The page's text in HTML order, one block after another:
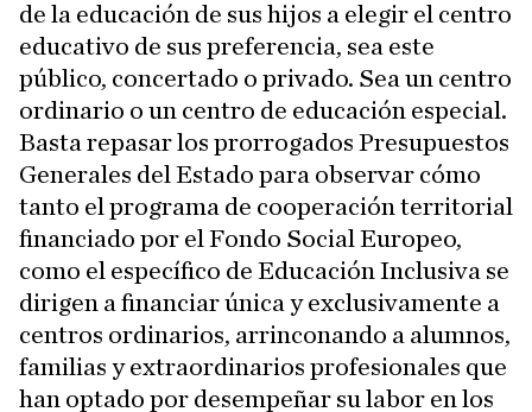
de la educación de sus hijos a elegir el centro
educativo de sus preferencia, sea este
público, concertado o privado. Sea un centro
ordinario o un centro de educación especial.
Basta repasar los prorrogados Presupuestos
Generales del Estado para observar cómo
tanto el programa de cooperación territorial
financiado por el Fondo Social Europeo,
como el específico de Educación Inclusiva se
dirigen a financiar única y exclusivamente a
centros ordinarios, arrinconando a alumnos,
familias y extraordinarios profesionales que
han optado por desempeñar su labor en los